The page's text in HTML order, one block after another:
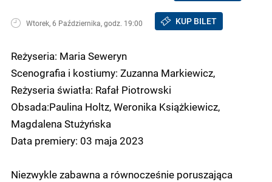
Wtorek, 6 Października, godz. 19:00 KUP BILET
Reżyseria: Maria Seweryn
Scenografia i kostiumy: Zuzanna Markiewicz,
Reżyseria światła: Rafał Piotrowski
Obsada:Paulina Holtz, Weronika Książkiewicz,
Magdalena Stużyńska
Data premiery: 03 maja 2023
Niezwykle zabawna a równocześnie poruszająca